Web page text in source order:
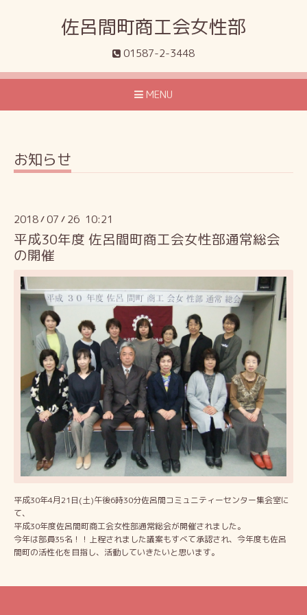
佐呂間町商工会女性部
01587-2-3448
MENU
お知らせ
2018/07 / 26 10:21
平成30年度 佐呂間町商工会女性部通常総会
の開催
平成30年4月21日(土)午後6時30分佐呂間コミュニティーセンター集会室に
て、
平成30年度佐呂間町商工会女性部通常総会が開催されました。
今年は部員35名！！上程されました議案もすべて承認され、今年度も佐呂
間町の活性化を目指し、活動していきたいと思います。